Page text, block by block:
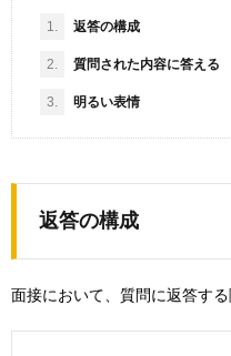
1. 返答の構成
2. 質問された内容に答える
3. 明るい表情
返答の構成
面接において、質問に返答す